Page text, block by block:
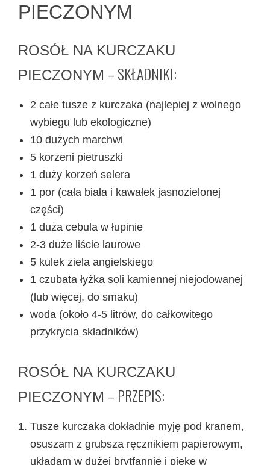
PIECZONYM
ROSÓŁ NA KURCZAKU
PIECZONYM – SKŁADNIKI:
2 całe tusze z kurczaka (najlepiej z wolnego
wybiegu lub ekologiczne)
10 dużych marchwi
5 korzeni pietruszki
1 duży korzeń selera
1 por (cała biała i kawałek jasnozielonej
części)
1 duża cebula w łupinie
2-3 duże liście laurowe
5 kulek ziela angielskiego
1 czubata łyżka soli kamiennej niejodowanej
(lub więcej, do smaku)
woda (około 4-5 litrów, do całkowitego
przykrycia składników)
ROSÓŁ NA KURCZAKU
PIECZONYM – PRZEPIS:
Tusze kurczaka dokładnie myję pod kranem,
osuszam z grubsza ręcznikiem papierowym,
układam w dużej brytfannie i piekę w